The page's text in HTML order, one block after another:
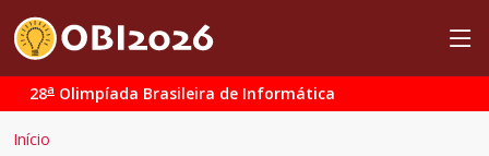
28a Olimpíada Brasileira de Informática
Início